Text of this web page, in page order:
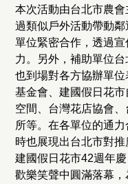
本次活動由台北市農
過類似戶外活動帶動
單位緊密合作，透過
力。另外，補助單位
也到場對各方協辦單
基金會、建國假日花
空間、台灣花店協會
所等。在各單位的通
時也展現出台北市對推
建國假日花市42週年
歡樂笑聲中圓滿落幕